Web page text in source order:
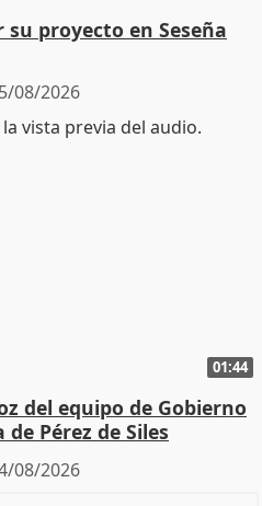
proyecto en Seseña
08/2026
01:44
del equipo de Gobierno
Pérez de Siles
08/2026